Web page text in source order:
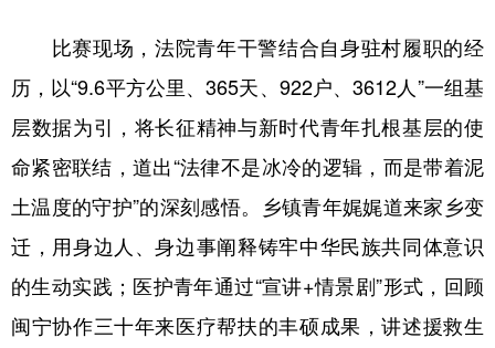
比赛现场，法院青年干警结合自身驻村履职的经
历，以“9.6平方公里、365天、922户、3612人”一组基
层数据为引，将长征精神与新时代青年扎根基层的使
命紧密联结，道出“法律不是冰冷的逻辑，而是带着泥
土温度的守护”的深刻感悟。乡镇青年娓娓道来家乡变
迁，用身边人、身边事阐释铸牢中华民族共同体意识
的生动实践；医护青年通过“宣讲+情景剧”形式，回顾
闽宁协作三十年来医疗帮扶的丰硕成果，讲述援救生